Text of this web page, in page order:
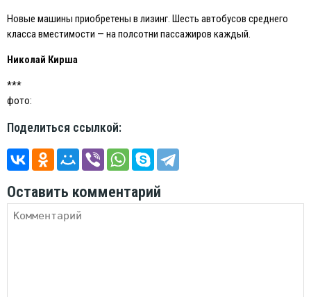
Новые машины приобретены в лизинг. Шесть автобусов среднего
класса вместимости — на полсотни пассажиров каждый.
Николай Кирша
***
фото:
Поделиться ссылкой:
Оставить комментарий